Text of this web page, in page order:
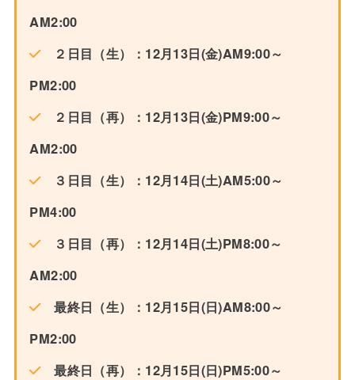
AM2:00
２日目（生）：12月13日(金)AM9:00～
PM2:00
２日目（再）：12月13日(金)PM9:00～
AM2:00
３日目（生）：12月14日(土)AM5:00～
PM4:00
３日目（再）：12月14日(土)PM8:00～
AM2:00
最終日（生）：12月15日(日)AM8:00～
PM2:00
最終日（再）：12月15日(日)PM5:00～